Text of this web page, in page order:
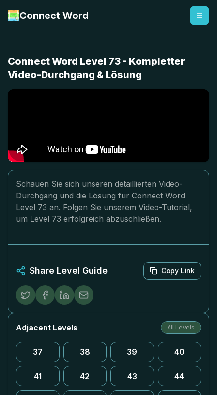
Connect Word
Connect Word Level 73 - Kompletter
Video-Durchgang & Lösung
Schauen Sie sich unseren detaillierten Video-
Durchgang und die Lösung für Connect Word
Level 73 an. Folgen Sie unserem Video-Tutorial,
um Level 73 erfolgreich abzuschließen.
Share Level Guide Copy Link
Adjacent Levels All Levels
37 38 39 40
41 42 43 44